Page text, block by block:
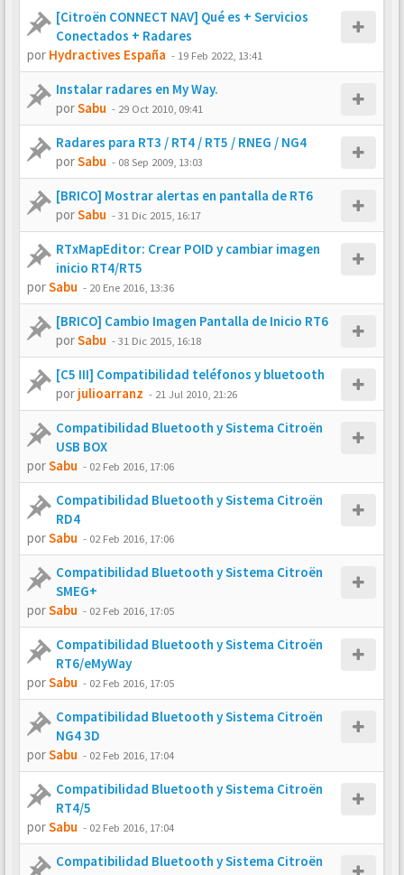
[Citroën CONNECT NAV] Qué es + Servicios
Conectados + Radares
por Hydractives España - 19 Feb 2022, 13:41
Instalar radares en My Way.
porSabu - 29 Oct 2010, 09:41
Radares para RT3 / RT4 / RT5 / RNEG / NG4
porSabu - 08 Sep 2009, 13:03
[BRICO] Mostrar alertas en pantalla de RT6
porSabu -31 Dic 2015, 16:17
RTxMapEditor: Crear POID y cambiar imagen
inicio RT4/RT5
porSabu - 20 Ene 2016, 13:36
[BRICO] Cambio Imagen Pantalla de Inicio RT6
porSabu -31 Dic 2015, 16:18
[C5 III] Compatibilidad teléfonos y bluetooth
por julioarranz - 21 Jul 2010, 21:26
Compatibilidad Bluetooth y Sistema Citroën
USB BOX
porSabu - 02 Feb 2016, 17:06
Compatibilidad Bluetooth y Sistema Citroën
RD4
porSabu - 02 Feb 2016, 17:06
Compatibilidad Bluetooth y Sistema Citroën
SMEG+
porSabu - 02 Feb 2016, 17:05
Compatibilidad Bluetooth y Sistema Citroën
RT6/eMyWay
porSabu - 02 Feb 2016, 17:05
Compatibilidad Bluetooth y Sistema Citroën
NG4 3D
porSabu - 02 Feb 2016, 17:04
Compatibilidad Bluetooth y Sistema Citroën
RT4/5
porSabu - 02 Feb 2016, 17:04
Compatibilidad Bluetooth y Sistema Citroën